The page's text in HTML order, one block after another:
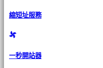
縮短址服務
一秒開站器